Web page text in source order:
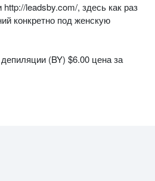
leadsby.com/, здесь как раз
конкретно под женскую
(BY) $6.00 цена за